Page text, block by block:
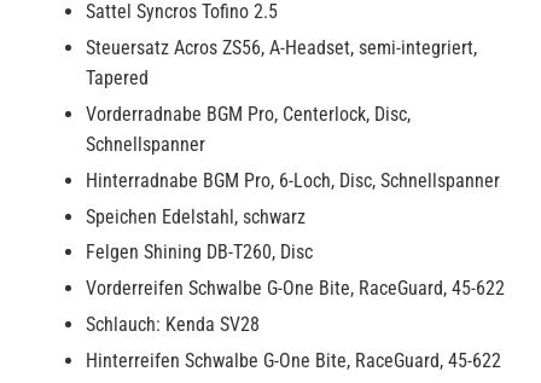
Sattel Syncros Tofino 2.5
Steuersatz Acros ZS56, A-Headset, semi-integriert,
Tapered
Vorderradnabe BGM Pro, Centerlock, Disc,
Schnellspanner
Hinterradnabe BGM Pro, 6-Loch, Disc, Schnellspanner
Speichen Edelstahl, schwarz
Felgen Shining DB-T260, Disc
Vorderreifen Schwalbe G-One Bite, RaceGuard, 45-622
Schlauch: Kenda SV28
Hinterreifen Schwalbe G-One Bite, RaceGuard, 45-622